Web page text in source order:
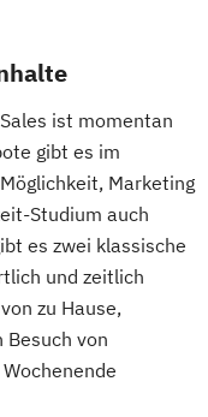
ist momentan
gibt es im
Marketing
Studium auch
es zwei klassische
und zeitlich
zu Hause,
Besuch von